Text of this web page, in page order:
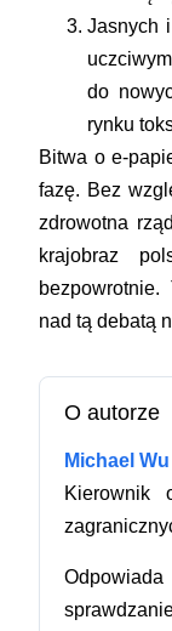
Jasnych
do
rynku
Bitwa o e-
fazę. Bez
zdrowotna
krajobraz
nad tą debatą
O autorze
Michael
Kierownik